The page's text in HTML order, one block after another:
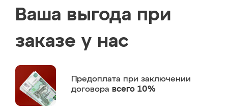
Ваша выгода при
заказе у нас
Предоплата при заключении
договора всего 10%